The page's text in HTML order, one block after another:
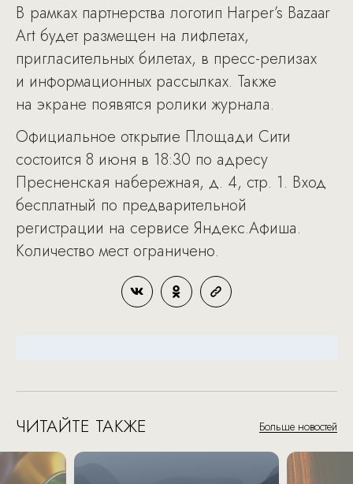
В рамках партнерства логотип Harper’s Bazaar
Art будет размещен на лифлетах,
пригласительных билетах, в пресс-релизах
и информационных рассылках. Также
на экране появятся ролики журнала.
Официальное открытие Площади Сити
состоится 8 июня в 18:30 по адресу
Пресненская набережная, д. 4, стр. 1. Вход
бесплатный по предварительной
регистрации на сервисе Яндекс.Афиша.
Количество мест ограничено.
ЧИТАЙТЕ ТАКЖЕ Больше новостей